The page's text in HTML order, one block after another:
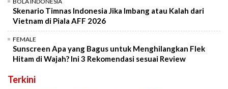
Skenario Timnas Indonesia Jika Imbang atau Kalah dari
Vietnam di Piala AFF 2026
FEMALE
Sunscreen Apa yang Bagus untuk Menghilangkan Flek
Hitam di Wajah? Ini 3 Rekomendasi sesuai Review
Terkini